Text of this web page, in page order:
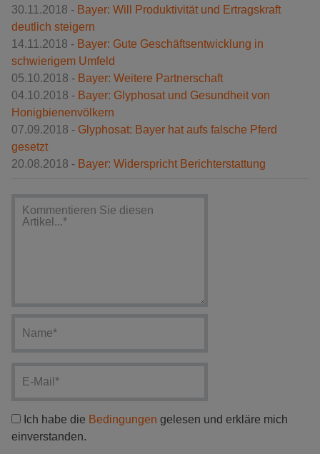
30.11.2018 - Bayer: Will Produktivität und Ertragskraft
deutlich steigern
14.11.2018 - Bayer: Gute Geschäftsentwicklung in
schwierigem Umfeld
05.10.2018 - Bayer: Weitere Partnerschaft
04.10.2018 - Bayer: Glyphosat und Gesundheit von
Honigbienenvölkern
07.09.2018 - Glyphosat: Bayer hat aufs falsche Pferd
gesetzt
20.08.2018 - Bayer: Widerspricht Berichterstattung
Ich habe die Bedingungen gelesen und erkläre mich
einverstanden.